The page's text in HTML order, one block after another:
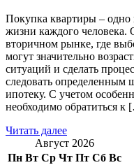
Покупка квартиры – одно
жизни каждого человека.
вторичном рынке, где
могут значительно
ситуаций и сделать
следовать определенным
ипотеку. С учетом
необходимо обратиться
Читать далее
Август 2026
Пн Вт Ср Чт Пт Сб Вс